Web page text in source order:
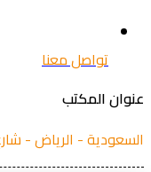
تواصل معنا
المكتب
- الرياض - شارع